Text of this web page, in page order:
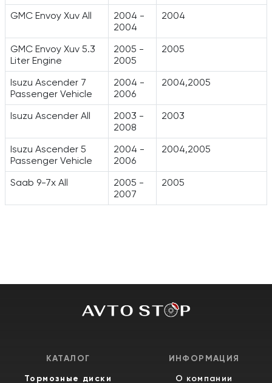
GMC Envoy Xuv All
2004 -
2004
2004
GMC Envoy Xuv 5.3
Liter Engine
2005 -
2005
2005
Isuzu Ascender 7
Passenger Vehicle
2004 -
2006
2004,2005
Isuzu Ascender All
2003 -
2008
2003
Isuzu Ascender 5
Passenger Vehicle
2004 -
2006
2004,2005
Saab 9-7x All
2005 -
2007
2005
КАТАЛОГ
Тормозные диски
ИНФОРМАЦИЯ
О компании